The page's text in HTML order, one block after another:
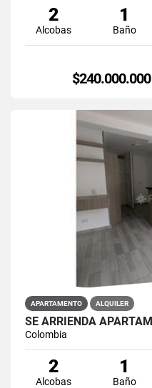
2
Alcobas
1
Baño
$240.000.000
APARTAMENTO ALQUILER
Colombia
2
Alcobas
1
Baño